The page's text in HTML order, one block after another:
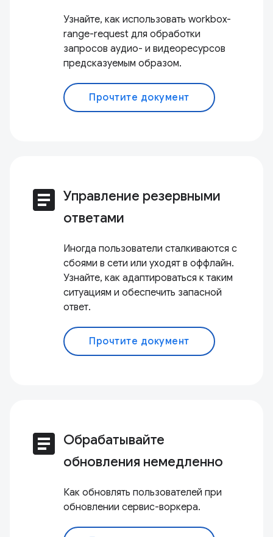
Узнайте, как использовать workbox-
range-request для обработки
запросов аудио- и видеоресурсов
предсказуемым образом.
Прочтите документ
article Управление резервными
ответами
Иногда пользователи сталкиваются с
сбоями в сети или уходят в оффлайн.
Узнайте, как адаптироваться к таким
ситуациям и обеспечить запасной
ответ.
Прочтите документ
article Обрабатывайте
обновления немедленно
Как обновлять пользователей при
обновлении сервис-воркера.